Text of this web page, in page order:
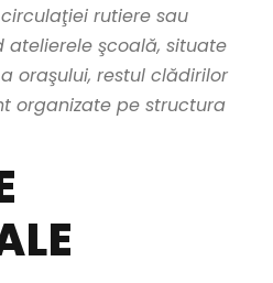
rutiere sau
atelierele şcoală, situate
oraşului, restul clădirilor
organizate pe structura